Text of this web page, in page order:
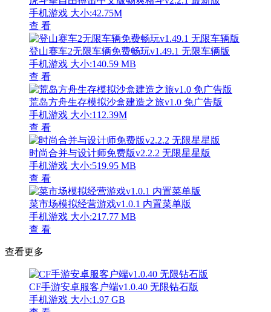
手机游戏 大小:42.75M
查 看
登山赛车2无限车辆免费畅玩v1.49.1 无限车辆版
手机游戏 大小:140.59 MB
查 看
荒岛方舟生存模拟沙盒建造之旅v1.0 免广告版
手机游戏 大小:112.39M
查 看
时尚合并与设计师免费版v2.2.2 无限星星版
手机游戏 大小:519.95 MB
查 看
菜市场模拟经营游戏v1.0.1 内置菜单版
手机游戏 大小:217.77 MB
查 看
查看更多
CF手游安卓服客户端v1.0.40 无限钻石版
手机游戏 大小:1.97 GB